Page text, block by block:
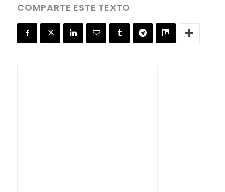
COMPARTE ESTE TEXTO